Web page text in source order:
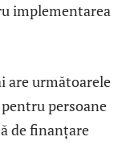
implementarea
are următoarele
persoane
de finanțare